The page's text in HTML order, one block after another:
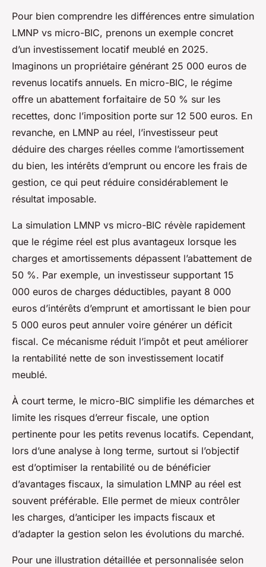
Pour bien comprendre les différences entre simulation
LMNP vs micro-BIC, prenons un exemple concret
d’un investissement locatif meublé en 2025.
Imaginons un propriétaire générant 25 000 euros de
revenus locatifs annuels. En micro-BIC, le régime
offre un abattement forfaitaire de 50 % sur les
recettes, donc l’imposition porte sur 12 500 euros. En
revanche, en LMNP au réel, l’investisseur peut
déduire des charges réelles comme l’amortissement
du bien, les intérêts d’emprunt ou encore les frais de
gestion, ce qui peut réduire considérablement le
résultat imposable.
La simulation LMNP vs micro-BIC révèle rapidement
que le régime réel est plus avantageux lorsque les
charges et amortissements dépassent l’abattement de
50 %. Par exemple, un investisseur supportant 15
000 euros de charges déductibles, payant 8 000
euros d’intérêts d’emprunt et amortissant le bien pour
5 000 euros peut annuler voire générer un déficit
fiscal. Ce mécanisme réduit l’impôt et peut améliorer
la rentabilité nette de son investissement locatif
meublé.
À court terme, le micro-BIC simplifie les démarches et
limite les risques d’erreur fiscale, une option
pertinente pour les petits revenus locatifs. Cependant,
lors d’une analyse à long terme, surtout si l’objectif
est d’optimiser la rentabilité ou de bénéficier
d’avantages fiscaux, la simulation LMNP au réel est
souvent préférable. Elle permet de mieux contrôler
les charges, d’anticiper les impacts fiscaux et
d’adapter la gestion selon les évolutions du marché.
Pour une illustration détaillée et personnalisée selon